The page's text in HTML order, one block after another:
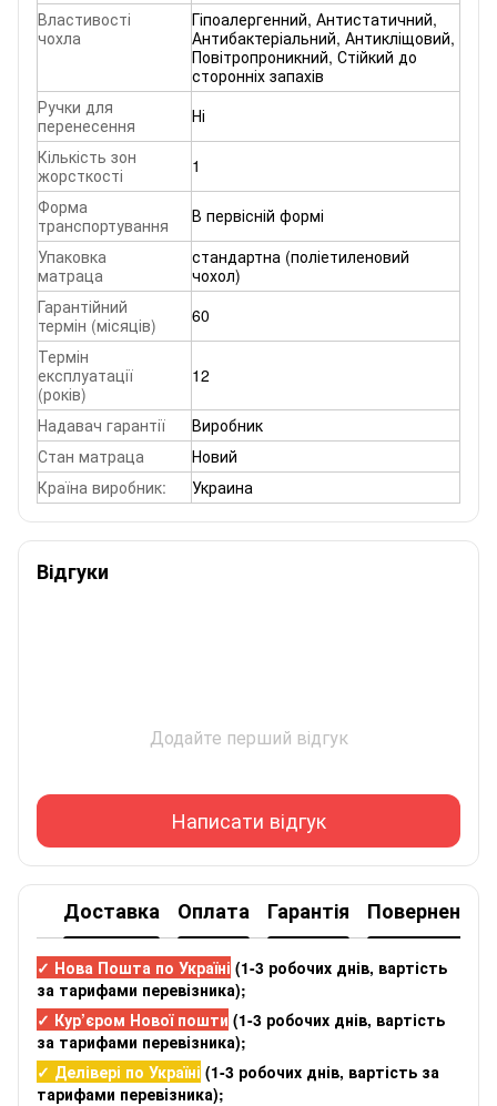
Властивості
чохла
Гіпоалергенний, Антистатичний,
Антибактеріальний, Антикліщовий,
Повітропроникний, Стійкий до
сторонніх запахів
Ручки для
перенесення
Ні
Кількість зон
жорсткості
1
Форма
транспортування
В первісній формі
Упаковка
матраца
стандартна (поліетиленовий
чохол)
Гарантійний
термін (місяців)
60
Термін
експлуатації
(років)
12
Надавач гарантії
Виробник
Стан матраца
Новий
Країна виробник:
Украина
Відгуки
Додайте перший відгук
Написати відгук
Доставка Оплата Гарантія Повернення
✓ Нова Пошта по Україні (1-3 робочих днів, вартість
за тарифами перевізника);
✓ Кур’єром Нової пошти (1-3 робочих днів, вартість
за тарифами перевізника);
✓ Делівері по Україні (1-3 робочих днів, вартість за
тарифами перевізника);